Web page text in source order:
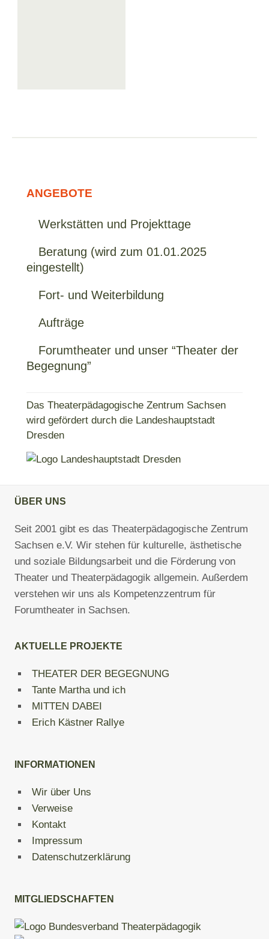
ANGEBOTE
Werkstätten und Projekttage
Beratung (wird zum 01.01.2025
eingestellt)
Fort- und Weiterbildung
Aufträge
Forumtheater und unser “Theater der
Begegnung”
Das Theaterpädagogische Zentrum Sachsen
wird gefördert durch die Landeshauptstadt
Dresden
ÜBER UNS
Seit 2001 gibt es das Theaterpädagogische Zentrum
Sachsen e.V. Wir stehen für kulturelle, ästhetische
und soziale Bildungsarbeit und die Förderung von
Theater und Theaterpädagogik allgemein. Außerdem
verstehen wir uns als Kompetenzzentrum für
Forumtheater in Sachsen.
AKTUELLE PROJEKTE
THEATER DER BEGEGNUNG
Tante Martha und ich
MITTEN DABEI
Erich Kästner Rallye
INFORMATIONEN
Wir über Uns
Verweise
Kontakt
Impressum
Datenschutzerklärung
MITGLIEDSCHAFTEN